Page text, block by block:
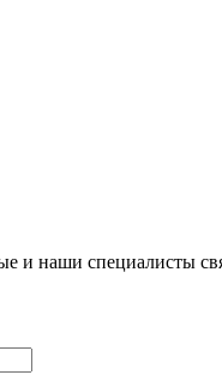
и наши специалисты